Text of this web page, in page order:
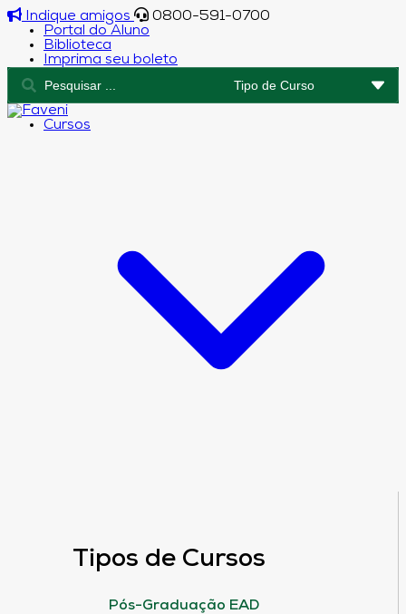
Indique amigos
0800-591-0700
Portal do Aluno
Biblioteca
Imprima seu boleto
Cursos
Tipos de Cursos
Pós-Graduação EAD